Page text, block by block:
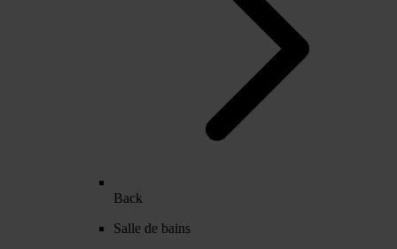
Back
Salle de bains